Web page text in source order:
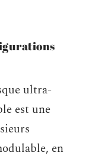
ultra-
est une
en